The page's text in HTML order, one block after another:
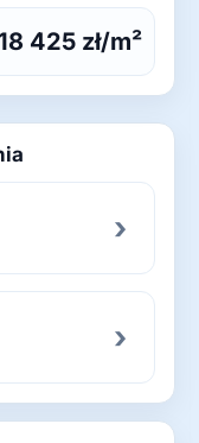
18 425 zł/m²
›
›